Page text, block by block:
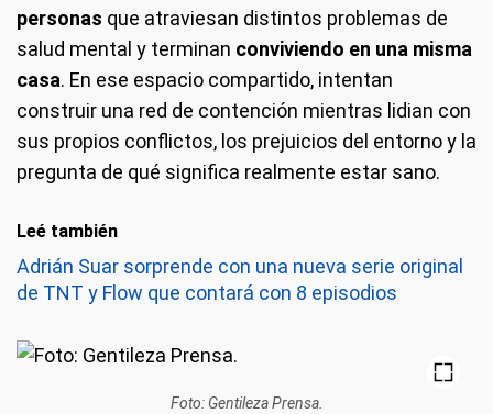
personas que atraviesan distintos problemas de
salud mental y terminan conviviendo en una misma
casa. En ese espacio compartido, intentan
construir una red de contención mientras lidian con
sus propios conflictos, los prejuicios del entorno y la
pregunta de qué significa realmente estar sano.
Leé también
Adrián Suar sorprende con una nueva serie original
de TNT y Flow que contará con 8 episodios
Foto: Gentileza Prensa.